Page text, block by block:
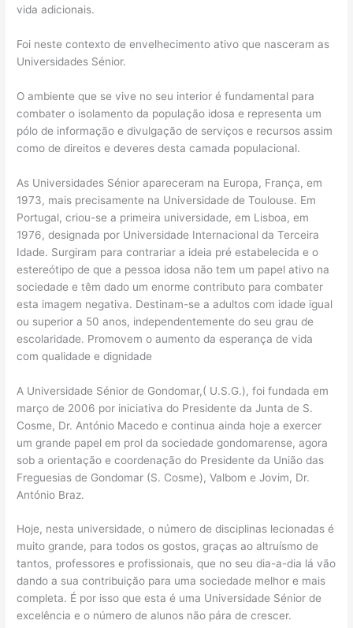
vida adicionais.
Foi neste contexto de envelhecimento ativo que nasceram as
Universidades Sénior.
O ambiente que se vive no seu interior é fundamental para
combater o isolamento da população idosa e representa um
pólo de informação e divulgação de serviços e recursos assim
como de direitos e deveres desta camada populacional.
As Universidades Sénior apareceram na Europa, França, em
1973, mais precisamente na Universidade de Toulouse. Em
Portugal, criou-se a primeira universidade, em Lisboa, em
1976, designada por Universidade Internacional da Terceira
Idade. Surgiram para contrariar a ideia pré estabelecida e o
estereótipo de que a pessoa idosa não tem um papel ativo na
sociedade e têm dado um enorme contributo para combater
esta imagem negativa. Destinam-se a adultos com idade igual
ou superior a 50 anos, independentemente do seu grau de
escolaridade. Promovem o aumento da esperança de vida
com qualidade e dignidade
A Universidade Sénior de Gondomar,( U.S.G.), foi fundada em
março de 2006 por iniciativa do Presidente da Junta de S.
Cosme, Dr. António Macedo e continua ainda hoje a exercer
um grande papel em prol da sociedade gondomarense, agora
sob a orientação e coordenação do Presidente da União das
Freguesias de Gondomar (S. Cosme), Valbom e Jovim, Dr.
António Braz.
Hoje, nesta universidade, o número de disciplinas lecionadas é
muito grande, para todos os gostos, graças ao altruísmo de
tantos, professores e profissionais, que no seu dia-a-dia lá vão
dando a sua contribuição para uma sociedade melhor e mais
completa. É por isso que esta é uma Universidade Sénior de
excelência e o número de alunos não pára de crescer.